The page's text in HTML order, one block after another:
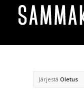
Järjestä Oletus